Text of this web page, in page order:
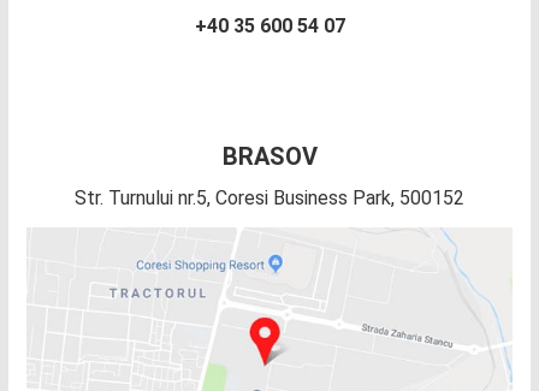
+40 35 600 54 07
BRASOV
Str. Turnului nr.5, Coresi Business Park, 500152